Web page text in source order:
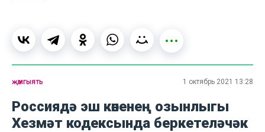
җәмгыять 1 октябрь 2021 13:28
Россиядә эш көненең озынлыгы
Хезмәт кодексында беркетеләчәк